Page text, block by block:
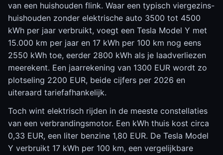
van een huishouden flink. Waar een typisch viergezins-
huishouden zonder elektrische auto 3500 tot 4500
kWh per jaar verbruikt, voegt een Tesla Model Y met
15.000 km per jaar en 17 kWh per 100 km nog eens
2550 kWh toe, eerder 2800 kWh als je laadverliezen
meerekent. Een jaarrekening van 1300 EUR wordt zo
plotseling 2200 EUR, beide cijfers per 2026 en
uiteraard tariefafhankelijk.
Toch wint elektrisch rijden in de meeste constellaties
van een verbrandingsmotor. Een kWh thuis kost circa
0,33 EUR, een liter benzine 1,80 EUR. De Tesla Model
Y verbruikt 17 kWh per 100 km, een vergelijkbare